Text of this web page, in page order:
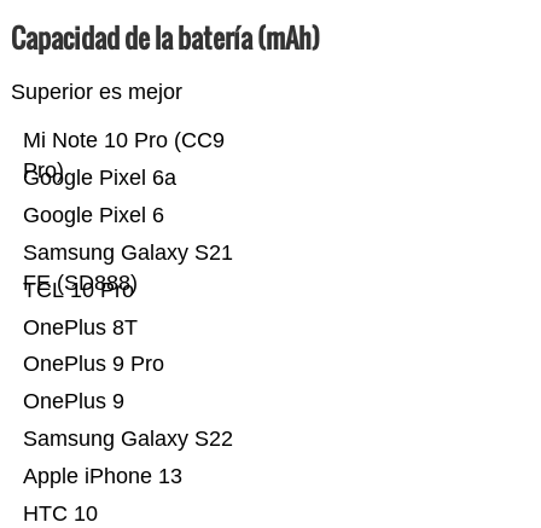
Capacidad de la batería (mAh)
Superior es mejor
HTC 10
Apple iPhone 13
Samsung Galaxy S22
OnePlus 9
OnePlus 9 Pro
OnePlus 8T
TCL 10 Pro
Samsung Galaxy S21
FE (SD888)
Google Pixel 6
Google Pixel 6a
Mi Note 10 Pro (CC9
Pro)